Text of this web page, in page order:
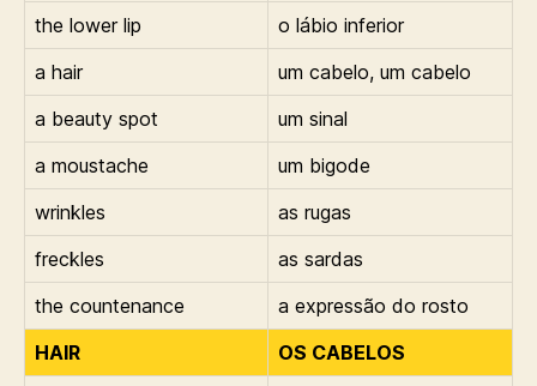
the lower lip
o lábio inferior
a hair
um cabelo, um cabelo
a beauty spot
um sinal
a moustache
um bigode
wrinkles
as rugas
freckles
as sardas
the countenance
a expressão do rosto
HAIR
OS CABELOS